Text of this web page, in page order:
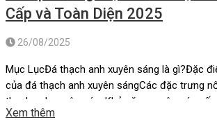
Cấp và Toàn Diện 2025
26/08/2025
Mục LụcĐá thạch anh xuyên sáng là gì?Đặc
của đá thạch anh xuyên sángCác đặc trưng
thạch anh xuyên sángKhả năng xuyên sáng ấn
mỹ cao:Bền bỉ, giá trị kinh tế cao, dễ vệ sinh:Ý
Xem thêm